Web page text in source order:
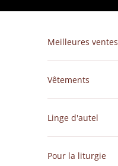
Meilleures ventes
Vêtements
Linge d'autel
Pour la liturgie